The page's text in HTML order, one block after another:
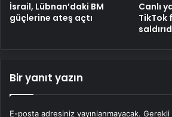
İsrail, Lübnan’daki BM
güçlerine ateş açtı
Canlı
TikTok
Bir yanıt yazın
E-posta adresiniz yayınlanmayacak. Gerekli